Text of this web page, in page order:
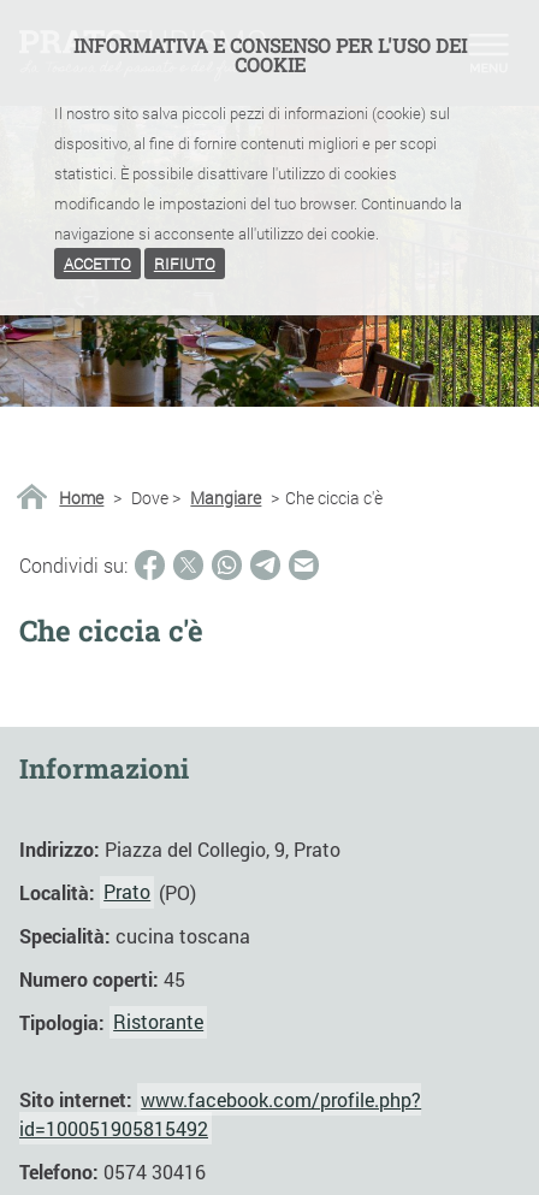
INFORMATIVA E CONSENSO PER L'USO DEI
COOKIE
Il nostro sito salva piccoli pezzi di informazioni (cookie) sul
dispositivo, al fine di fornire contenuti migliori e per scopi
statistici. È possibile disattivare l'utilizzo di cookies
modificando le impostazioni del tuo browser. Continuando la
navigazione si acconsente all'utilizzo dei cookie.
ACCETTO
RIFIUTO
Home > Dove > Mangiare > Che ciccia c'è
Condividi su:
Che ciccia c'è
Informazioni
Indirizzo: Piazza del Collegio, 9, Prato
Località: Prato (PO)
Specialità: cucina toscana
Numero coperti: 45
Tipologia: Ristorante
Sito internet: www.facebook.com/profile.php?
id=100051905815492
Telefono: 0574 30416